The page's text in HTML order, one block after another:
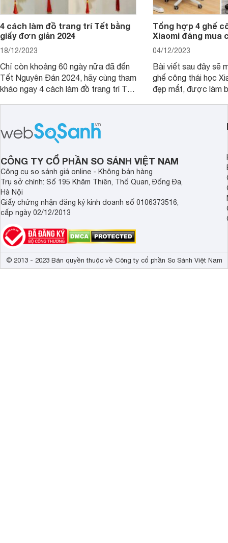
4 cách làm đồ trang trí Tết bằng
giấy đơn giản 2024
18/12/2023
Chỉ còn khoảng 60 ngày nữa đã đến
Tết Nguyên Đán 2024, hãy cùng tham
khảo ngay 4 cách làm đồ trang trí Tết
Tổng hợp 4 ghế
Xiaomi đáng mua
04/12/2023
Bài viết sau đây sẽ
ghế công thái học
đẹp mắt, được làm
CÔNG TY CỔ PHẦN SO SÁNH VIỆT NAM
Công cụ so sánh giá online - Không bán hàng
Trụ sở chính: Số 195 Khâm Thiên, Thổ Quan, Đống Đa,
Hà Nội
Giấy chứng nhận đăng ký kinh doanh số 0106373516,
cấp ngày 02/12/2013
© 2013 - 2023 Bản quyền thuộc về Công ty cổ phần So Sánh Việt Nam